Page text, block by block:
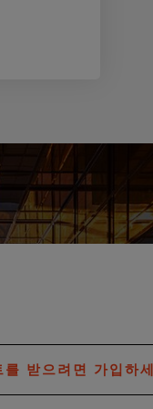
를 받으려면 가입하